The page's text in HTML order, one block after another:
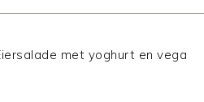
met yoghurt en vega